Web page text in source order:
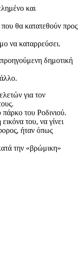
και
θα κατατεθούν προς
να καταρρεύσει.
δημοτική
για τον
του Ροδινιού.
του, να γίνει
ήταν όπως
την «βρώμικη»